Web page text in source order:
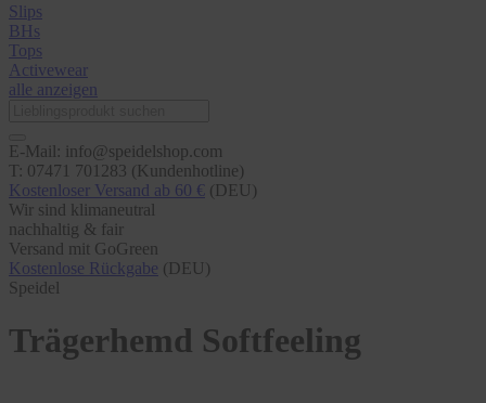
Slips
BHs
Tops
Activewear
alle anzeigen
E-Mail: info@speidelshop.com
T: 07471 701283 (Kundenhotline)
Kostenloser Versand ab 60 € (DEU)
Wir sind klimaneutral
nachhaltig & fair
Versand mit GoGreen
Kostenlose Rückgabe (DEU)
Speidel
Trägerhemd Softfeeling